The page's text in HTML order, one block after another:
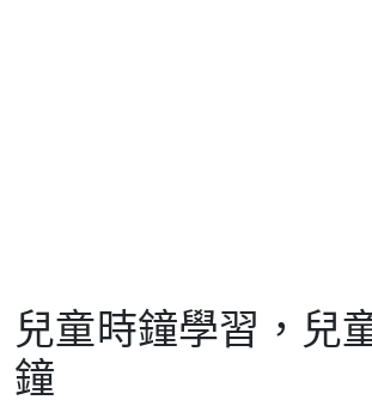
兒童時鐘學習，兒
鐘